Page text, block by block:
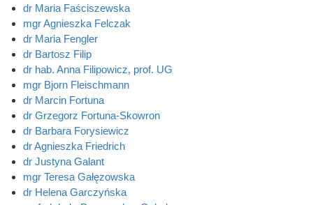
dr Maria Faściszewska
mgr Agnieszka Felczak
dr Maria Fengler
dr Bartosz Filip
dr hab. Anna Filipowicz, prof. UG
mgr Bjorn Fleischmann
dr Marcin Fortuna
dr Grzegorz Fortuna-Skowron
dr Barbara Forysiewicz
dr Agnieszka Friedrich
dr Justyna Galant
mgr Teresa Gałęzowska
dr Helena Garczyńska